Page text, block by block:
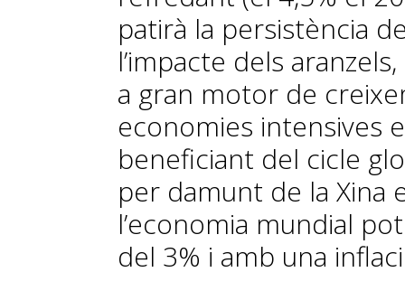
patirà la persistència
l’impacte dels
a gran motor de
economies intensives
beneficiant del cicle
per damunt de la Xina
l’economia mundial
del 3% i amb una